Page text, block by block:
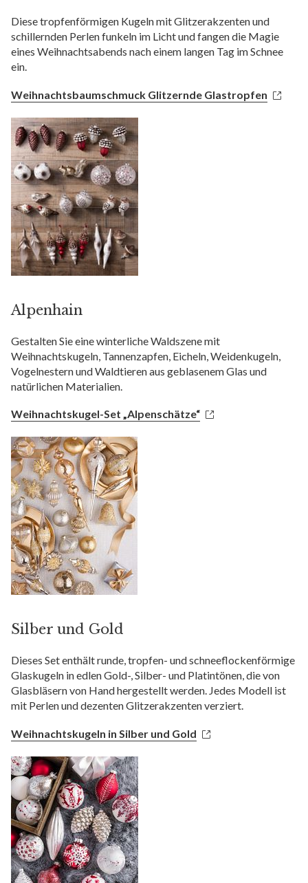
Diese tropfenförmigen Kugeln mit Glitzerakzenten und
schillernden Perlen funkeln im Licht und fangen die Magie
eines Weihnachtsabends nach einem langen Tag im Schnee
ein.
Weihnachtsbaumschmuck Glitzernde Glastropfen
Alpenhain
Gestalten Sie eine winterliche Waldszene mit
Weihnachtskugeln, Tannenzapfen, Eicheln, Weidenkugeln,
Vogelnestern und Waldtieren aus geblasenem Glas und
natürlichen Materialien.
Weihnachtskugel-Set „Alpenschätze“
Silber und Gold
Dieses Set enthält runde, tropfen- und schneeflockenförmige
Glaskugeln in edlen Gold-, Silber- und Platintönen, die von
Glasbläsern von Hand hergestellt werden. Jedes Modell ist
mit Perlen und dezenten Glitzerakzenten verziert.
Weihnachtskugeln in Silber und Gold